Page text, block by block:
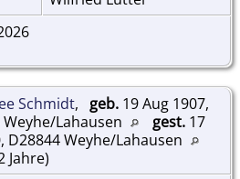
Schmidt, geb. 19 Aug 1907,
Weyhe/Lahausen
gest. 17
D28844 Weyhe/Lahausen
Jahre)